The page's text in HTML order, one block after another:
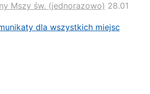
Mszy św. (jednorazowo) 28.01
dla wszystkich miejsc